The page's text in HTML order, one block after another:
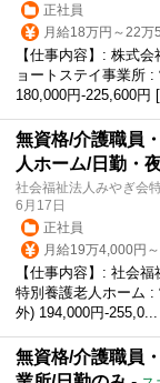
正社員
月給18万円～22万
【仕事内容】: 株式
ョートステイ事業所
180,000円-225,600円
無資格/介護職員
人ホーム/日勤・
社会福祉法人みやぎ会
6月17日
正社員
月給19万4,000円
【仕事内容】: 社会
特別養護老人ホーム
外) 194,000円-255,0...
無資格/介護職員